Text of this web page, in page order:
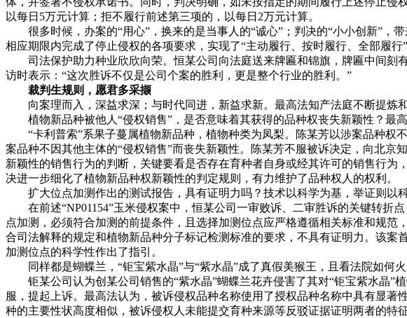
以每日5万元计算；拒不履行前述第三项的，以每日2万元计算。
很多时候，办案的“用心”，换来的是当事人的“诚心”；判决的“小小创新”，
相应期限内完成了停止侵权的各项要求，实现了“主动履行、按时履行、全部履行”
司法保护助力种业欣欣向荣。恒某公司向法庭送来牌匾和锦旗，牌匾中间刻
访时表示：“这次胜诉不仅是公司个案的胜利，更是整个行业的胜利。”
裁判生规则，愿君多采撷
向案理而入，深益求深；与时代同进，新益求新。最高法知产法庭不断提炼和
植物新品种被他人“侵权销售”，是否意味着其获得的品种权丧失新颖性？最
“卡利普索”系果子蔓属植物新品种，植物种类为凤梨。陈某芳以涉案品种权
案品种不因其他主体的“侵权销售”而丧失新颖性。陈某芳不服被诉决定，向北
新颖性的销售行为的判断，关键要看是否存在育种者自身或经其许可的销售行
决进一步细化了植物新品种权新颖性的判定规则，有力维护了品种权人的权利。
扩大位点加测作出的测试报告，具有证明力吗？技术以科学为基，举证则以科
在前述“NP01154”玉米侵权案中，恒某公司一审败诉、二审胜诉的关键转折
点加测，必须符合加测的前提条件，且选择加测位点应严格遵循相关标准和规
合司法解释的规定和植物新品种分子标记检测标准的要求，不具有证明力。该案
加测位点的科学性作出了指引。
同样都是蝴蝶兰，“钜宝紫水晶”与“紫水晶”成了真假美猴王，且看法院如何火
钜某公司认为创某公司销售的“紫水晶”蝴蝶兰花卉侵害了其对“钜宝紫水晶”
服，提起上诉。最高法认为，被诉侵权品种名称使用了授权品种名称中具有显
种的主要性状高度相似，被诉侵权人未能提交育种来源等反驳证据证明两者的